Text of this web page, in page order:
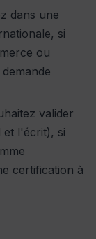
dans une
si
ou
valider
et l'écrit), si
certification à